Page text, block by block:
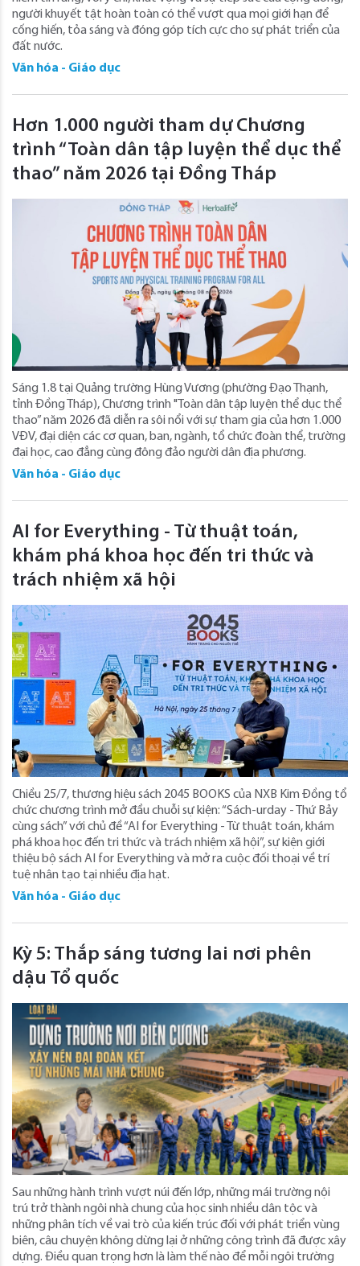
người khuyết tật hoàn toàn có thể vượt qua mọi giới hạn để
cống hiến, tỏa sáng và đóng góp tích cực cho sự phát triển của
đất nước.
Văn hóa - Giáo dục
Hơn 1.000 người tham dự Chương
trình “Toàn dân tập luyện thể dục thể
thao” năm 2026 tại Đồng Tháp
Sáng 1.8 tại Quảng trường Hùng Vương (phường Đạo Thạnh,
tỉnh Đồng Tháp), Chương trình "Toàn dân tập luyện thể dục thể
thao” năm 2026 đã diễn ra sôi nổi với sự tham gia của hơn 1.000
VĐV, đại diện các cơ quan, ban, ngành, tổ chức đoàn thể, trường
đại học, cao đẳng cùng đông đảo người dân địa phương.
Văn hóa - Giáo dục
AI for Everything - Từ thuật toán,
khám phá khoa học đến tri thức và
trách nhiệm xã hội
Chiều 25/7, thương hiệu sách 2045 BOOKS của NXB Kim Đồng tổ
chức chương trình mở đầu chuỗi sự kiện: “Sách-urday - Thứ Bảy
cùng sách” với chủ đề “AI for Everything - Từ thuật toán, khám
phá khoa học đến tri thức và trách nhiệm xã hội”, sự kiện giới
thiệu bộ sách AI for Everything và mở ra cuộc đối thoại về trí
tuệ nhân tạo tại nhiều địa hạt.
Văn hóa - Giáo dục
Kỳ 5: Thắp sáng tương lai nơi phên
dậu Tổ quốc
Sau những hành trình vượt núi đến lớp, những mái trường nội
trú trở thành ngôi nhà chung của học sinh nhiều dân tộc và
những phân tích về vai trò của kiến trúc đối với phát triển vùng
biên, câu chuyện không dừng lại ở những công trình đã được xây
dựng. Điều quan trọng hơn là làm thế nào để mỗi ngôi trường